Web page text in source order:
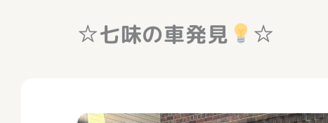
☆七味の車発見 ☆